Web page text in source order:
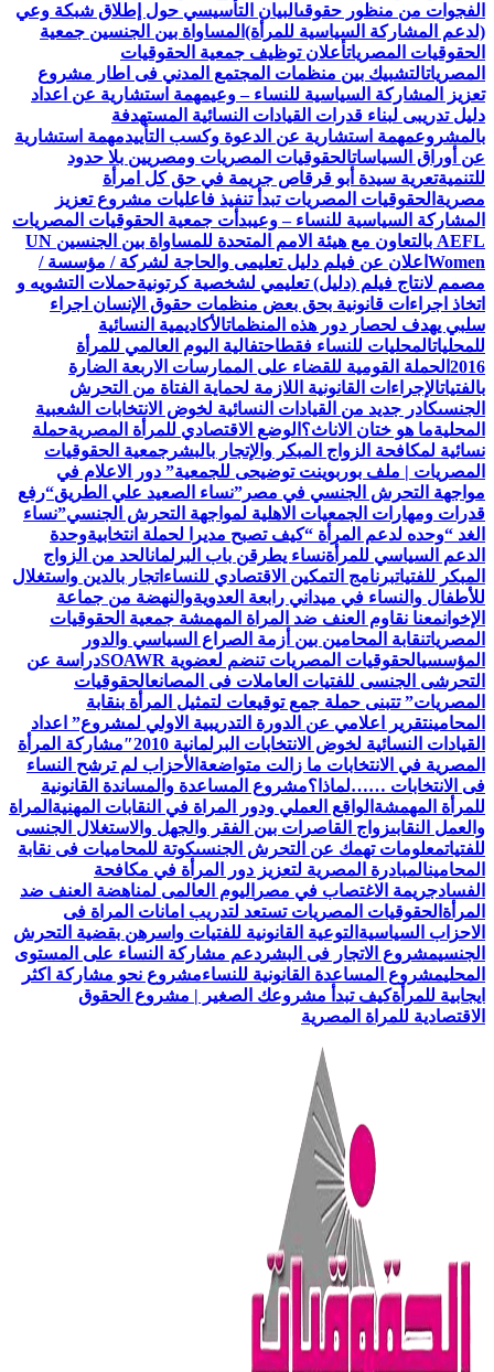
الفجوات من منظور حقوقىالبيان التأسيسي حول إطلاق شبكة وعي
(لدعم المشاركة السياسية للمرأة) المساواة بين الجنسين جمعية
الحقوقيات المصرياتأعلان توظيف جمعية الحقوقيات
المصرياتالتشبيك بين منظمات المجتمع المدني فى اطار مشروع
تعزيز المشاركة السياسية للنساء – وعيمهمة استشارية عن اعداد
دليل تدريبى لبناء قدرات القيادات النسائية المستهدفة
بالمشروعمهمة استشارية عن الدعوة وكسب التأييدمهمة استشارية
عن أوراق السياساتالحقوقيات المصريات ومصريين بلا حدود
للتنميةتعرية سيدة أبو قرقاص جريمة في حق كل امرأة
مصرية الحقوقيات المصريات تبدأ تنفيذ فاعليات مشروع تعزيز
المشاركة السياسية للنساء – وعيبدأت جمعية الحقوقيات المصريات
AEFL بالتعاون مع هيئة الامم المتحدة للمساواة بين الجنسين UN
Women اعلان عن فيلم دليل تعليمى والحاجة لشركة / مؤسسة /
مصمم لانتاج فيلم (دليل) تعليمي لشخصية كرتونيةحملات التشويه و
اتخاذ اجراءات قانونية بحق بعض منظمات حقوق الإنسان اجراء
سلبي يهدف لحصار دور هذه المنظماتالأكاديمية النسائية
للمحلياتالمحليات للنساء فقطاحتفالية اليوم العالمي للمرأة
2016 الحملة القومية للقضاء على الممارسات الاربعة الضارة
بالفتياتالإجراءات القانونية اللازمة لحماية الفتاة من التحرش
الجنسىكادر جديد من القيادات النسائية لخوض الانتخابات الشعبية
المحليةما هو ختان الاناث؟ الوضع الاقتصادي للمرأة المصريةحملة
نسائية لمكافحة الزواج المبكر والإتجار بالبشر جمعية الحقوقيات
المصريات | ملف بوربوينت توضيحى للجمعية” دور الاعلام في
مواجهة التحرش الجنسي في مصر”نساء الصعيد علي الطريق“رفع
قدرات ومهارات الجمعيات الاهلية لمواجهة التحرش الجنسي”نساء
الغد “وحده لدعم المرأة “كيف تصبح مديرا لحملة انتخابيةوحدة
الدعم السياسي للمرأةنساء يطرقن باب البرلمانالحد من الزواج
المبكر للفتياتبرنامج التمكين الاقتصادي للنساء اتجار بالدين واستغلال
للأطفال والنساء في ميداني رابعة العدويةوالنهضة من جماعة
الإخوانمعنا نقاوم العنف ضد المراة المهمشة جمعية الحقوقيات
المصرياتنقابة المحامين بين أزمة الصراع السياسي والدور
المؤسسيالحقوقيات المصريات تنضم لعضوية SOAWR
دراسة عن
التحرشى الجنسى للفتيات العاملات فى المصانعالحقوقيات
المصريات” تتبنى حملة جمع توقيعات لتمثيل المرأة بنقابة
المحامينتقرير اعلامي عن الدورة التدريبية الاولي لمشروع” اعداد
القيادات النسائية لخوض الانتخابات البرلمانية 2010″
مشاركة المرأة
المصرية في الانتخابات ما زالت متواضعة الأحزاب لم ترشح النساء
فى الانتخابات ……لماذا؟مشروع المساعدة والمساندة القانونية
للمرأة المهمشة الواقع العملي ودور المراة في النقابات المهنية المراة
والعمل النقابىزواج القاصرات بين الفقر والجهل والاستغلال الجنسى
للفتياتمعلومات تهمك عن التحرش الجنسىكوتة للمحاميات فى نقابة
المحامينالمبادرة المصرية لتعزيز دور المرأة في مكافحة
الفسادجريمة الاغتصاب في مصر اليوم العالمى لمناهضة العنف ضد
المرأة الحقوقيات المصريات تستعد لتدريب امانات المراة فى
الاحزاب السياسية التوعية القانونية للفتيات واسرهن بقضية التحرش
الجنسيمشروع الاتجار فى البشر دعم مشاركة النساء على المستوى
المحليمشروع المساعدة القانونية للنساءمشروع نحو مشاركة اكثر
ايجابية للمرأةكيف تبدأ مشروعك الصغير | مشروع الحقوق
الاقتصادية للمراة المصرية